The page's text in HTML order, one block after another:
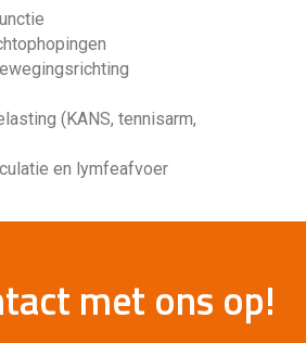
(KANS, tennisarm,
en lymfeafvoer
met ons op!